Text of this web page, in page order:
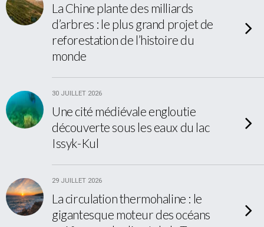
La Chine plante des milliards
d’arbres : le plus grand projet de
reforestation de l’histoire du
monde
30 JUILLET 2026
Une cité médiévale engloutie
découverte sous les eaux du lac
Issyk-Kul
29 JUILLET 2026
La circulation thermohaline : le
gigantesque moteur des océans